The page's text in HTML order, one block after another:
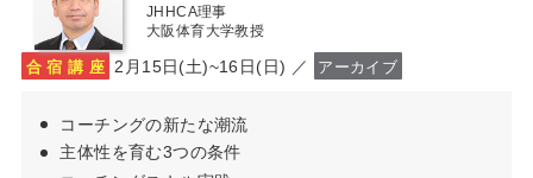
JHHCA理事
大阪体育大学教授
合 宿 講 座 2月15日(土)~16日(日) ／ アーカイブ
コーチングの新たな潮流
主体性を育む3つの条件